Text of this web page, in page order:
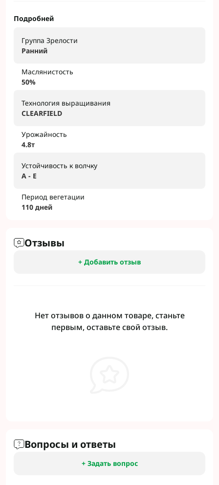
Подробней
Группа Зрелости
Ранний
Маслянистость
50%
Технология выращивания
CLEARFIELD
Урожайность
4.8т
Устойчивость к волчку
A - E
Период вегетации
110 дней
Отзывы
+ Добавить отзыв
Нет отзывов о данном товаре, станьте
первым, оставьте свой отзыв.
Вопросы и ответы
+ Задать вопрос